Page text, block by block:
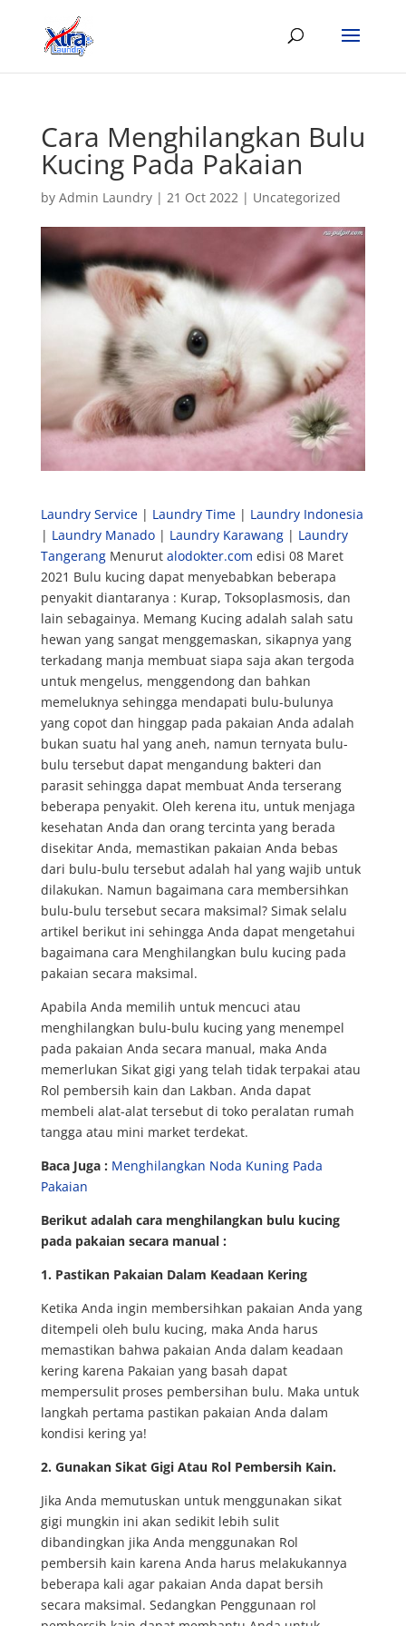
Cara Menghilangkan Bulu
Kucing Pada Pakaian
by Admin Laundry| 21 Oct 2022| Uncategorized
Laundry Service| Laundry Time| Laundry Indonesia
| Laundry Manado| Laundry Karawang| Laundry
TangerangMenurut alodokter.com edisi 08 Maret
2021 Bulu kucing dapat menyebabkan beberapa
penyakit diantaranya : Kurap, Toksoplasmosis, dan
lain sebagainya. Memang Kucing adalah salah satu
hewan yang sangat menggemaskan, sikapnya yang
terkadang manja membuat siapa saja akan tergoda
untuk mengelus, menggendong dan bahkan
memeluknya sehingga mendapati bulu-bulunya
yang copot dan hinggap pada pakaian Anda adalah
bukan suatu hal yang aneh, namun ternyata bulu-
bulu tersebut dapat mengandung bakteri dan
parasit sehingga dapat membuat Anda terserang
beberapa penyakit. Oleh kerena itu, untuk menjaga
kesehatan Anda dan orang tercinta yang berada
disekitar Anda, memastikan pakaian Anda bebas
dari bulu-bulu tersebut adalah hal yang wajib untuk
dilakukan. Namun bagaimana cara membersihkan
bulu-bulu tersebut secara maksimal? Simak selalu
artikel berikut ini sehingga Anda dapat mengetahui
bagaimana cara Menghilangkan bulu kucing pada
pakaian secara maksimal.
Apabila Anda memilih untuk mencuci atau
menghilangkan bulu-bulu kucing yang menempel
pada pakaian Anda secara manual, maka Anda
memerlukan Sikat gigi yang telah tidak terpakai atau
Rol pembersih kain dan Lakban. Anda dapat
membeli alat-alat tersebut di toko peralatan rumah
tangga atau mini market terdekat.
Baca Juga : Menghilangkan Noda Kuning Pada
Pakaian
Berikut adalah cara menghilangkan bulu kucing
pada pakaian secara manual :
1. Pastikan Pakaian Dalam Keadaan Kering
Ketika Anda ingin membersihkan pakaian Anda yang
ditempeli oleh bulu kucing, maka Anda harus
memastikan bahwa pakaian Anda dalam keadaan
kering karena Pakaian yang basah dapat
mempersulit proses pembersihan bulu. Maka untuk
langkah pertama pastikan pakaian Anda dalam
kondisi kering ya!
2. Gunakan Sikat Gigi Atau Rol Pembersih Kain.
Jika Anda memutuskan untuk menggunakan sikat
gigi mungkin ini akan sedikit lebih sulit
dibandingkan jika Anda menggunakan Rol
pembersih kain karena Anda harus melakukannya
beberapa kali agar pakaian Anda dapat bersih
secara maksimal. Sedangkan Penggunaan rol